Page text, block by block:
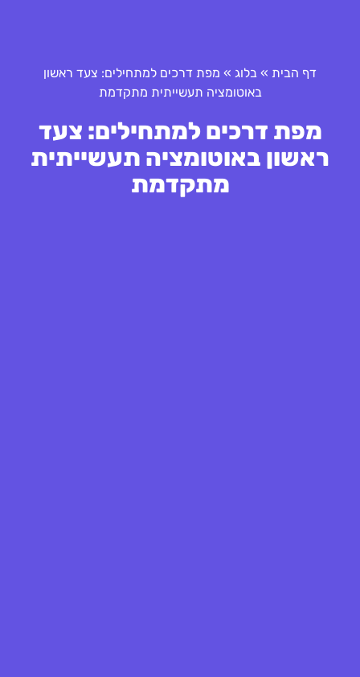
דף הבית » בלוג » מפת דרכים למתחילים: צעד ראשון
באוטומציה תעשייתית מתקדמת
מפת דרכים למתחילים: צעד
ראשון באוטומציה תעשייתית
מתקדמת